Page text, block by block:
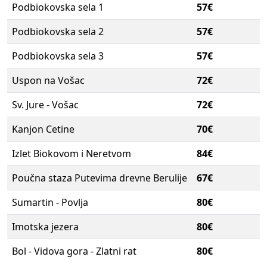
Podbiokovska sela 1
57€
Podbiokovska sela 2
57€
Podbiokovska sela 3
57€
Uspon na Vošac
72€
Sv. Jure - Vošac
72€
Kanjon Cetine
70€
Izlet Biokovom i Neretvom
84€
Poučna staza Putevima drevne Berulije
67€
Sumartin - Povlja
80€
Imotska jezera
80€
Bol - Vidova gora - Zlatni rat
80€